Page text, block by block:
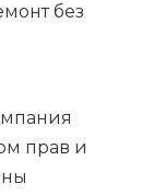
без
прав и